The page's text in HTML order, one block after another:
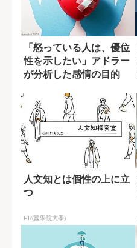
「怒っている人は、優位
性を示したい」アドラー
が分析した感情の目的
人文知とは個性の上に立
つ
PR(國學院大學)